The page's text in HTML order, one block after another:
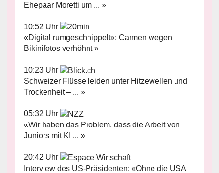
Ehepaar Moretti um ... »
10:52 Uhr
«Digital rumgeschnippelt»: Carmen wegen
Bikinifotos verhöhnt »
10:23 Uhr
Schweizer Flüsse leiden unter Hitzewellen und
Trockenheit – ... »
05:32 Uhr
«Wir haben das Problem, dass die Arbeit von
Juniors mit KI ... »
20:42 Uhr
Interview des US-Präsidenten: «Ohne die USA